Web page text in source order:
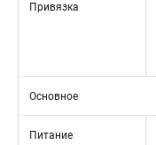
Привязка
Основное
Питание